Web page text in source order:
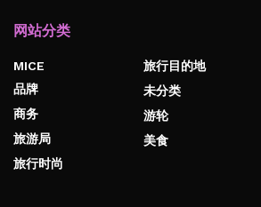
网站分类
MICE
品牌
商务
旅游局
旅行时尚
旅行目的地
未分类
游轮
美食